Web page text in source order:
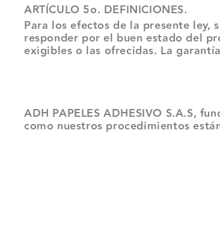
ARTÍCULO 5o. DEFINICIONES.
Para los efectos de la presente
responder por el buen estado del
exigibles o las ofrecidas. La
ADH PAPELES ADHESIVO S.A.S,
como nuestros procedimientos